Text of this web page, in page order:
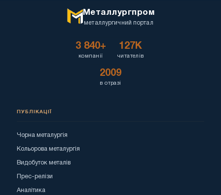
Металлургпром
металлургичний портал
3 840+
компанії
127K
читателів
2009
в отразі
ПУБЛІКАЦІЇ
Чорна металургія
Кольорова металургія
Видобуток металів
Прес-релізи
Аналітика